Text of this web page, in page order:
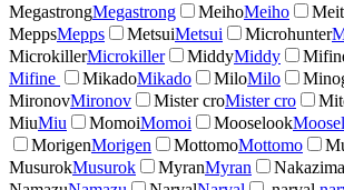
MegastrongMegastrong MeihoMeiho
MeppsMepps MetsuiMetsui Microhunter
MicrokillerMicrokiller MiddyMiddy
Mifine
MikadoMikado MiloMilo
MironovMironov Mister croMister cro
MiuMiu MomoiMomoi Mooselook
MorigenMorigen MottomoMottomo
MusurokMusurok MyranMyran Nakazima